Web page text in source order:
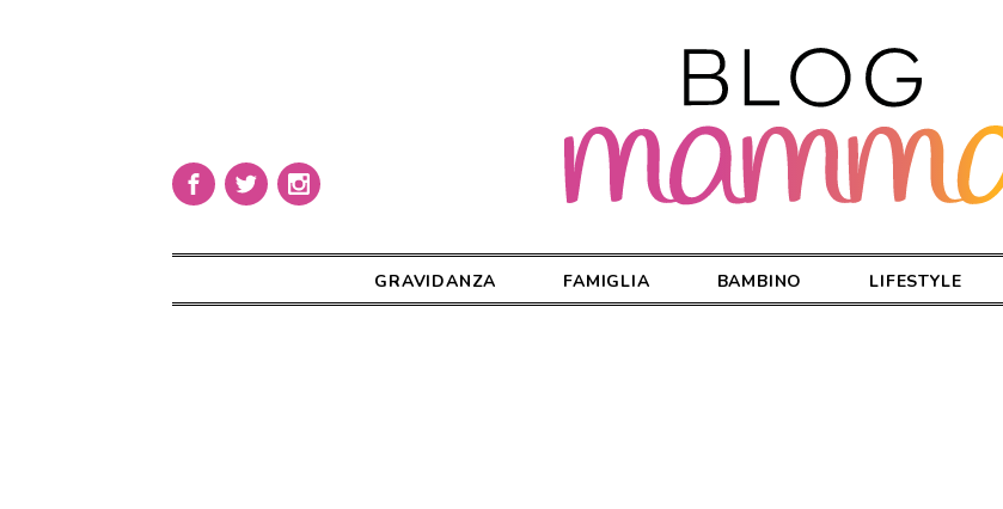
GRAVIDANZA FAMIGLIA BAMBINO LIFESTYLE